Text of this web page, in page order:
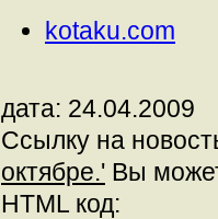
kotaku.com
дата: 24.04.2009
Ссылку на
октябре.' Вы
HTML код: